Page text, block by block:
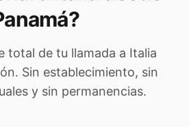
?
total de tu llamada a Italia
Sin establecimiento, sin
y sin permanencias.